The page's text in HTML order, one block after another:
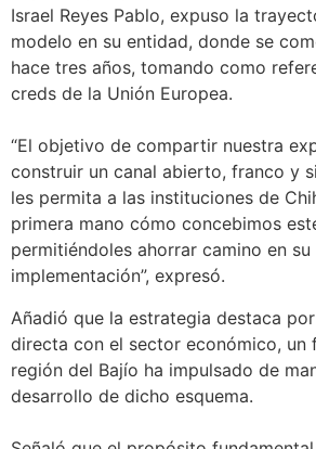
Israel Reyes Pablo, expuso la
modelo en su entidad, donde se
hace tres años, tomando como
creds de la Unión Europea.
“El objetivo de compartir nuestra
construir un canal abierto, franco y
les permita a las instituciones de
primera mano cómo concebimos
permitiéndoles ahorrar camino en
implementación”, expresó.
Añadió que la estrategia destaca
directa con el sector económico, un
región del Bajío ha impulsado de
desarrollo de dicho esquema.